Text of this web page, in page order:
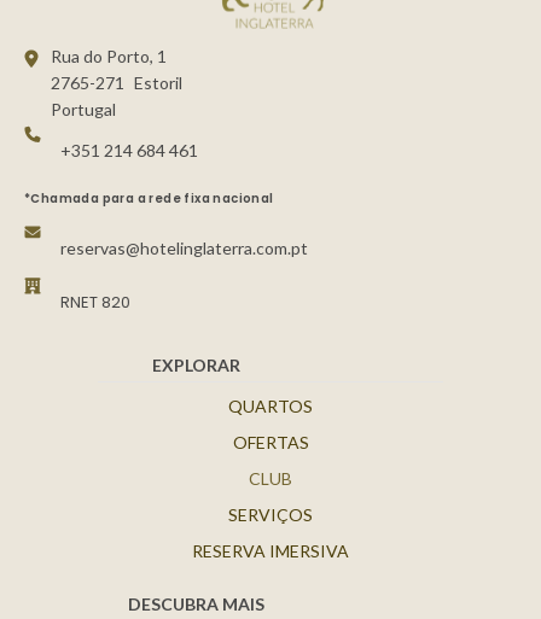
Rua do Porto, 1
2765-271
Estoril
Portugal
+351 214 684 461
*Chamada para a rede fixa nacional
reservas@hotelinglaterra.com.pt
RNET 820
EXPLORAR
QUARTOS
OFERTAS
CLUB
SERVIÇOS
RESERVA IMERSIVA
DESCUBRA MAIS